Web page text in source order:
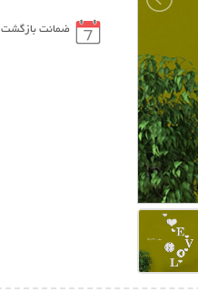
ضمانت بازگشت